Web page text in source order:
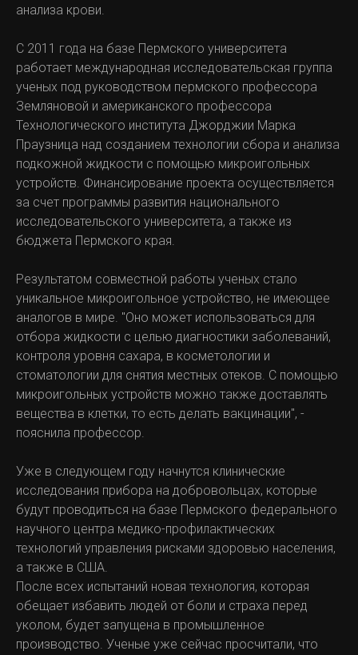
анализа крови.
С 2011 года на базе Пермского университета
работает международная исследовательская группа
ученых под руководством пермского профессора
Земляновой и американского профессора
Технологического института Джорджии Марка
Праузница над созданием технологии сбора и анализа
подкожной жидкости с помощью микроигольных
устройств. Финансирование проекта осуществляется
за счет программы развития национального
исследовательского университета, а также из
бюджета Пермского края.
Результатом совместной работы ученых стало
уникальное микроигольное устройство, не имеющее
аналогов в мире. "Оно может использоваться для
отбора жидкости с целью диагностики заболеваний,
контроля уровня сахара, в косметологии и
стоматологии для снятия местных отеков. С помощью
микроигольных устройств можно также доставлять
вещества в клетки, то есть делать вакцинации", -
пояснила профессор.
Уже в следующем году начнутся клинические
исследования прибора на добровольцах, которые
будут проводиться на базе Пермского федерального
научного центра медико-профилактических
технологий управления рисками здоровью населения,
а также в США.
После всех испытаний новая технология, которая
обещает избавить людей от боли и страха перед
уколом, будет запущена в промышленное
производство. Ученые уже сейчас просчитали, что